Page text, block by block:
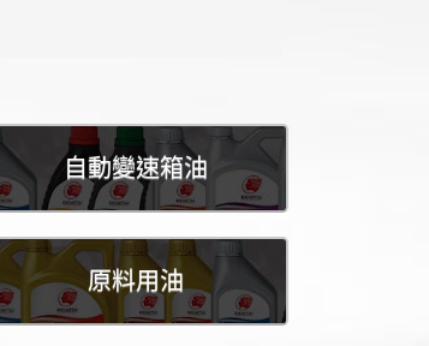
自動變速箱油
原料用油